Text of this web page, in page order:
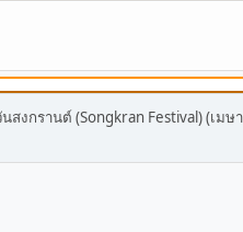
สงกรานต์ (Songkran Festival) (เม